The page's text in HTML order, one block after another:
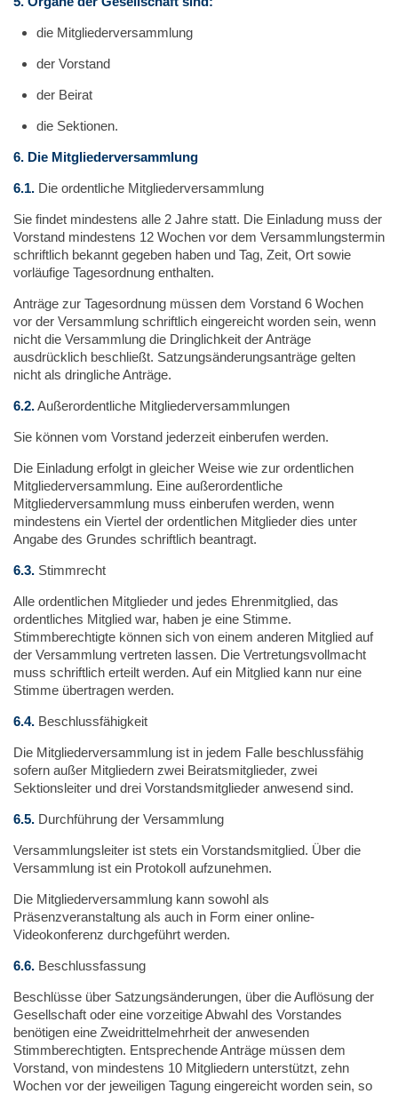
die Mitgliederversammlung
der Vorstand
der Beirat
die Sektionen.
6. Die Mitgliederversammlung
6.1. Die ordentliche Mitgliederversammlung
Sie findet mindestens alle 2 Jahre statt. Die Einladung muss der
Vorstand mindestens 12 Wochen vor dem Versammlungstermin
schriftlich bekannt gegeben haben und Tag, Zeit, Ort sowie
vorläufige Tagesordnung enthalten.
Anträge zur Tagesordnung müssen dem Vorstand 6 Wochen
vor der Versammlung schriftlich eingereicht worden sein, wenn
nicht die Versammlung die Dringlichkeit der Anträge
ausdrücklich beschließt. Satzungsänderungsanträge gelten
nicht als dringliche Anträge.
6.2.Außerordentliche Mitgliederversammlungen
Sie können vom Vorstand jederzeit einberufen werden.
Die Einladung erfolgt in gleicher Weise wie zur ordentlichen
Mitgliederversammlung. Eine außerordentliche
Mitgliederversammlung muss einberufen werden, wenn
mindestens ein Viertel der ordentlichen Mitglieder dies unter
Angabe des Grundes schriftlich beantragt.
6.3. Stimmrecht
Alle ordentlichen Mitglieder und jedes Ehrenmitglied, das
ordentliches Mitglied war, haben je eine Stimme.
Stimmberechtigte können sich von einem anderen Mitglied auf
der Versammlung vertreten lassen. Die Vertretungsvollmacht
muss schriftlich erteilt werden. Auf ein Mitglied kann nur eine
Stimme übertragen werden.
6.4. Beschlussfähigkeit
Die Mitgliederversammlung ist in jedem Falle beschlussfähig
sofern außer Mitgliedern zwei Beiratsmitglieder, zwei
Sektionsleiter und drei Vorstandsmitglieder anwesend sind.
6.5. Durchführung der Versammlung
Versammlungsleiter ist stets ein Vorstandsmitglied. Über die
Versammlung ist ein Protokoll aufzunehmen.
Die Mitgliederversammlung kann sowohl als
Präsenzveranstaltung als auch in Form einer online-
Videokonferenz durchgeführt werden.
6.6. Beschlussfassung
Beschlüsse über Satzungsänderungen, über die Auflösung der
Gesellschaft oder eine vorzeitige Abwahl des Vorstandes
benötigen eine Zweidrittelmehrheit der anwesenden
Stimmberechtigten. Entsprechende Anträge müssen dem
Vorstand, von mindestens 10 Mitgliedern unterstützt, zehn
Wochen vor der jeweiligen Tagung eingereicht worden sein, so